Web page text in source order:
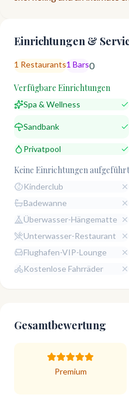
Einrichtungen &
1 Restaurants1 Bars0
Verfügbare Einrichtungen
Spa & Wellness
Sandbank
Privatpool
Keine Einrichtungen aufgeführt
Kinderclub
Badewanne
Überwasser-Hängematte
Unterwasser-Restaurant
Flughafen-VIP-Lounge
Kostenlose Fahrräder
Gesamtbewertung
Premium